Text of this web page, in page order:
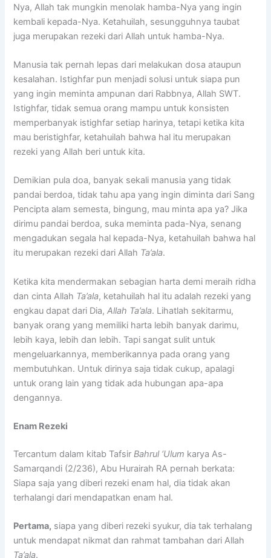
Nya, Allah tak mungkin menolak hamba-Nya yang ingin
kembali kepada-Nya. Ketahuilah, sesungguhnya taubat
juga merupakan rezeki dari Allah untuk hamba-Nya.
Manusia tak pernah lepas dari melakukan dosa ataupun
kesalahan. Istighfar pun menjadi solusi untuk siapa pun
yang ingin meminta ampunan dari Rabbnya, Allah SWT.
Istighfar, tidak semua orang mampu untuk konsisten
memperbanyak istighfar setiap harinya, tetapi ketika kita
mau beristighfar, ketahuilah bahwa hal itu merupakan
rezeki yang Allah beri untuk kita.
Demikian pula doa, banyak sekali manusia yang tidak
pandai berdoa, tidak tahu apa yang ingin diminta dari Sang
Pencipta alam semesta, bingung, mau minta apa ya? Jika
dirimu pandai berdoa, suka meminta pada-Nya, senang
mengadukan segala hal kepada-Nya, ketahuilah bahwa hal
itu merupakan rezeki dari Allah Ta’ala.
Ketika kita mendermakan sebagian harta demi meraih ridha
dan cinta Allah Ta’ala, ketahuilah hal itu adalah rezeki yang
engkau dapat dari Dia,Allah Ta’ala. Lihatlah sekitarmu,
banyak orang yang memiliki harta lebih banyak darimu,
lebih kaya, lebih dan lebih. Tapi sangat sulit untuk
mengeluarkannya, memberikannya pada orang yang
membutuhkan. Untuk dirinya saja tidak cukup, apalagi
untuk orang lain yang tidak ada hubungan apa-apa
dengannya.
Enam Rezeki
Tercantum dalam kitab TafsirBahrul ‘Ulum karya As-
Samarqandi (2/236), Abu Hurairah RA pernah berkata:
Siapa saja yang diberi rezeki enam hal, dia tidak akan
terhalangi dari mendapatkan enam hal.
Pertama, siapa yang diberi rezeki syukur, dia tak terhalang
untuk mendapat nikmat dan rahmat tambahan dari Allah
Ta’ala.